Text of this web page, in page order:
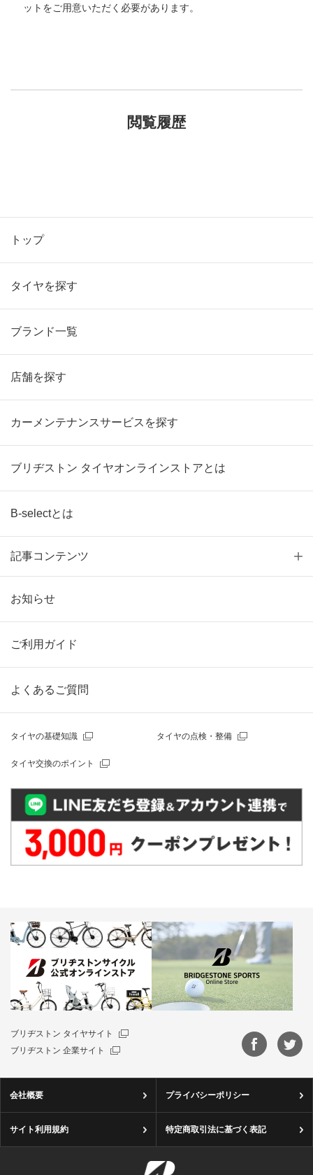
ットをご用意いただく必要があります。
閲覧履歴
トップ
タイヤを探す
ブランド一覧
店舗を探す
カーメンテナンスサービスを探す
ブリヂストン タイヤオンラインストアとは
B-selectとは
記事コンテンツ
お知らせ
ご利用ガイド
よくあるご質問
タイヤの基礎知識 タイヤの点検・整備
タイヤ交換のポイント
ブリヂストン タイヤサイト
ブリヂストン 企業サイト
会社概要 プライバシーポリシー
サイト利用規約 特定商取引法に基づく表記